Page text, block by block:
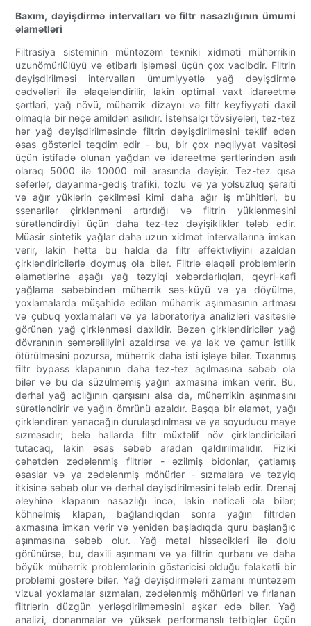
Baxım, dəyişdirmə intervalları və filtr nasazlığının ümumi
əlamətləri
Filtrasiya sisteminin müntəzəm texniki xidməti mühərrikin
uzunömürlülüyü və etibarlı işləməsi üçün çox vacibdir. Filtrin
dəyişdirilməsi intervalları ümumiyyətlə yağ dəyişdirmə
cədvəlləri ilə əlaqələndirilir, lakin optimal vaxt idarəetmə
şərtləri, yağ növü, mühərrik dizaynı və filtr keyfiyyəti daxil
olmaqla bir neçə amildən asılıdır. İstehsalçı tövsiyələri, tez-tez
hər yağ dəyişdirilməsində filtrin dəyişdirilməsini təklif edən
əsas göstərici təqdim edir - bu, bir çox nəqliyyat vasitəsi
üçün istifadə olunan yağdan və idarəetmə şərtlərindən asılı
olaraq 5000 ilə 10000 mil arasında dəyişir. Tez-tez qısa
səfərlər, dayanma-gediş trafiki, tozlu və ya yolsuzluq şəraiti
və ağır yüklərin çəkilməsi kimi daha ağır iş mühitləri, bu
ssenarilər çirklənməni artırdığı və filtrin yüklənməsini
sürətləndirdiyi üçün daha tez-tez dəyişikliklər tələb edir.
Müasir sintetik yağlar daha uzun xidmət intervallarına imkan
verir, lakin hətta bu halda da filtr effektivliyini azaldan
çirkləndiricilərlə doymuş ola bilər. Filtrlə əlaqəli problemlərin
əlamətlərinə aşağı yağ təzyiqi xəbərdarlıqları, qeyri-kafi
yağlama səbəbindən mühərrik səs-küyü və ya döyülmə,
yoxlamalarda müşahidə edilən mühərrik aşınmasının artması
və çubuq yoxlamaları və ya laboratoriya analizləri vasitəsilə
görünən yağ çirklənməsi daxildir. Bəzən çirkləndiricilər yağ
dövranının səmərəliliyini azaldırsa və ya lak və çamur istilik
ötürülməsini pozursa, mühərrik daha isti işləyə bilər. Tıxanmış
filtr bypass klapanının daha tez-tez açılmasına səbəb ola
bilər və bu da süzülməmiş yağın axmasına imkan verir. Bu,
dərhal yağ aclığının qarşısını alsa da, mühərrikin aşınmasını
sürətləndirir və yağın ömrünü azaldır. Başqa bir əlamət, yağı
çirkləndirən yanacağın durulaşdırılması və ya soyuducu maye
sızmasıdır; belə hallarda filtr müxtəlif növ çirkləndiriciləri
tutacaq, lakin əsas səbəb aradan qaldırılmalıdır. Fiziki
cəhətdən zədələnmiş filtrlər - əzilmiş bidonlar, çatlamış
əsaslar və ya zədələnmiş möhürlər - sızmalara və təzyiq
itkisinə səbəb olur və dərhal dəyişdirilməsini tələb edir. Drenaj
əleyhinə klapanın nasazlığı incə, lakin nəticəli ola bilər;
köhnəlmiş klapan, bağlandıqdan sonra yağın filtrdən
axmasına imkan verir və yenidən başladıqda quru başlanğıc
aşınmasına səbəb olur. Yağ metal hissəcikləri ilə dolu
görünürsə, bu, daxili aşınmanı və ya filtrin qurbanı və daha
böyük mühərrik problemlərinin göstəricisi olduğu fəlakətli bir
problemi göstərə bilər. Yağ dəyişdirmələri zamanı müntəzəm
vizual yoxlamalar sızmaları, zədələnmiş möhürləri və fırlanan
filtrlərin düzgün yerləşdirilməməsini aşkar edə bilər. Yağ
analizi, donanmalar və yüksək performanslı tətbiqlər üçün